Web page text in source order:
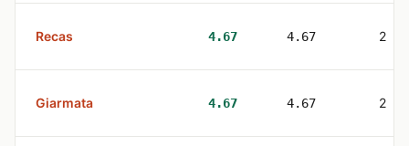
Recas 4.67 4.67 2
Giarmata 4.67 4.67 2